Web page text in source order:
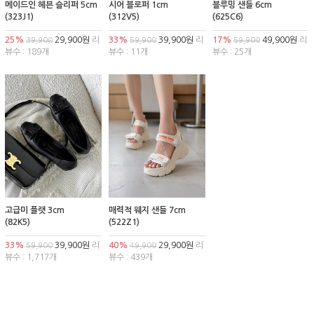
메이드인 헤븐 슬리퍼 5cm
(323J1)
25% 39,900 29,900원 리
뷰수 : 189개
시어 블로퍼 1cm
(312V5)
33% 59,90039,900원 리
뷰수 : 11개
블루밍 샌들 6cm
(625C6)
17% 59,90049,900원 리
뷰수 : 25개
고급미 플랫 3cm
(82K5)
33% 59,900 39,900원 리
뷰수 : 1,717개
매력적 웨지 샌들 7cm
(522Z1)
40% 49,90029,900원 리
뷰수 : 439개